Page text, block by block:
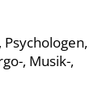
, Musik-,